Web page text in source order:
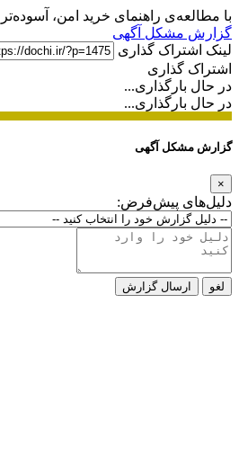
با مطالعه‌ی راهنمای خرید امن، آسوده‌تر
گزارش مشکل آگهی
لینک اشتراک گذاری
اشتراک گذاری
در حال بارگذاری...
در حال بارگذاری...
گزارش مشکل آگهی
×
دلیل‌های پیش‌فرض:
لغو ارسال گزارش